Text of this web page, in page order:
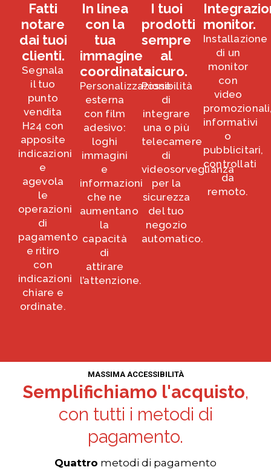
Fatti
notare
dai tuoi
clienti.
Segnala
il tuo
punto
vendita
H24 con
apposite
indicazioni
e
agevola
le
operazioni
di
pagamento
e ritiro
con
indicazioni
chiare e
ordinate.
In linea
con la
tua
immagine
coordinata.
Personalizzazione
esterna
con film
adesivo:
loghi
immagini
e
informazioni
che ne
aumentano
la
capacità
di
attirare
l’attenzione.
I tuoi
prodotti
sempre
al
sicuro.
Possibilità
di
integrare
una o più
telecamere
di
videosorveglianza
per la
sicurezza
del tuo
negozio
automatico.
monitor.
Installazione
di un
monitor
con
video
informativi
o
pubblicitari,
controllati
da
remoto.
MASSIMA ACCESSIBILITÀ
Semplifichiamo l'acquisto,
con tutti i metodi di
pagamento.
Quattro metodi di pagamento